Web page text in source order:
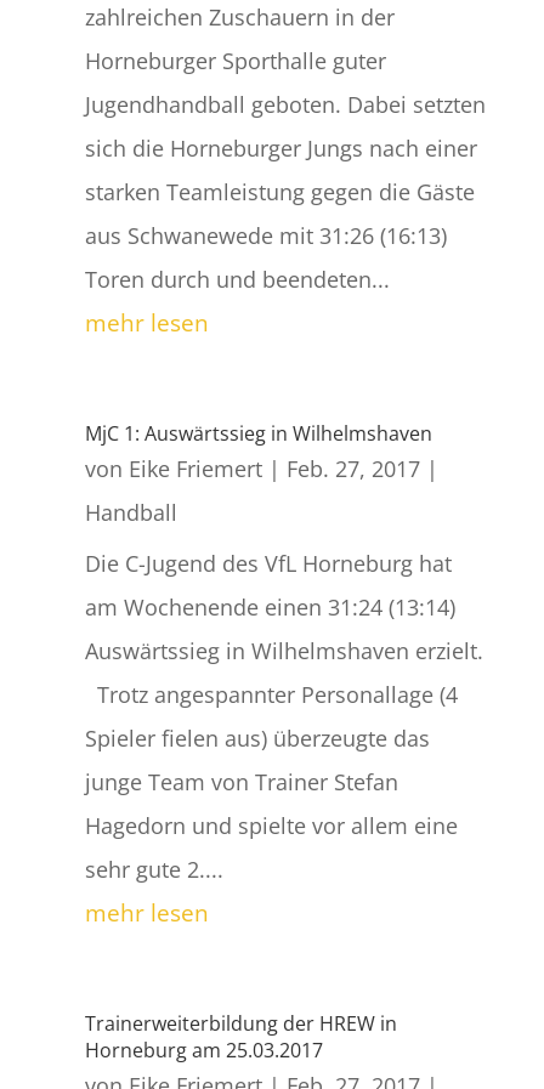
zahlreichen Zuschauern in der
Horneburger Sporthalle guter
Jugendhandball geboten. Dabei setzten
sich die Horneburger Jungs nach einer
starken Teamleistung gegen die Gäste
aus Schwanewede mit 31:26 (16:13)
Toren durch und beendeten...
mehr lesen
MjC 1: Auswärtssieg in Wilhelmshaven
von Eike Friemert| Feb. 27, 2017|
Handball
Die C-Jugend des VfL Horneburg hat
am Wochenende einen 31:24 (13:14)
Auswärtssieg in Wilhelmshaven erzielt.
Trotz angespannter Personallage (4
Spieler fielen aus) überzeugte das
junge Team von Trainer Stefan
Hagedorn und spielte vor allem eine
sehr gute 2....
mehr lesen
Trainerweiterbildung der HREW in
Horneburg am 25.03.2017